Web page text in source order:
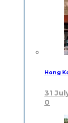
Hong
31
0